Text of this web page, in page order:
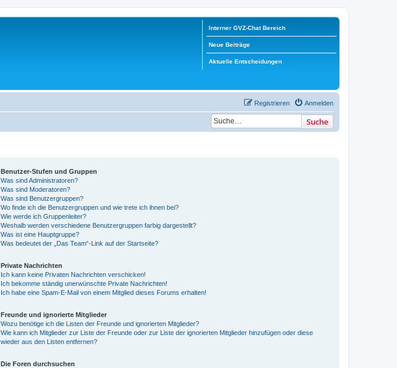
Interner GVZ-Chat Bereich
Neue Beiträge
Aktuelle Entscheidungen
Anmelden
Registrieren
Suche
Benutzer-Stufen und Gruppen
Was sind Administratoren?
Was sind Moderatoren?
Was sind Benutzergruppen?
Wo finde ich die Benutzergruppen und wie trete ich ihnen bei?
Wie werde ich Gruppenleiter?
Weshalb werden verschiedene Benutzergruppen farbig dargestellt?
Was ist eine Hauptgruppe?
Was bedeutet der „Das Team“-Link auf der Startseite?
Private Nachrichten
Ich kann keine Privaten Nachrichten verschicken!
Ich bekomme ständig unerwünschte Private Nachrichten!
Ich habe eine Spam-E-Mail von einem Mitglied dieses Forums erhalten!
Freunde und ignorierte Mitglieder
Wozu benötige ich die Listen der Freunde und ignorierten Mitglieder?
Wie kann ich Mitglieder zur Liste der Freunde oder zur Liste der ignorierten Mitglieder hinzufügen oder diese
wieder aus den Listen entfernen?
Die Foren durchsuchen